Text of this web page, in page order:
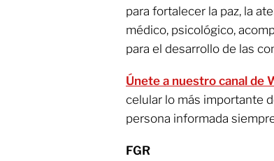
para fortalecer la paz, la
médico, psicológico,
para el desarrollo de las
Únete a nuestro canal de
celular lo más importante
persona informada
FGR